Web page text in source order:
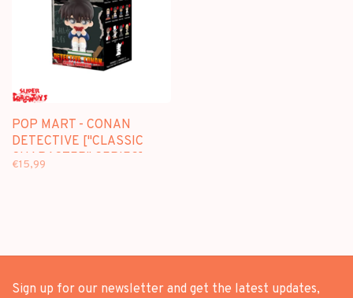
POP MART - CONAN
DETECTIVE ["CLASSIC
CHARACTER" SERIES] -
€15,99
Sign up for our newsletter and get the latest updates,